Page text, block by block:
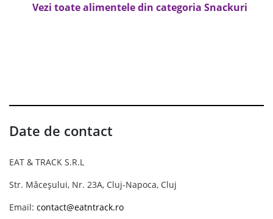
Vezi toate alimentele din categoria Snackuri
Date de contact
EAT & TRACK S.R.L
Str. Măceșului, Nr. 23A, Cluj-Napoca, Cluj
Email: contact@eatntrack.ro